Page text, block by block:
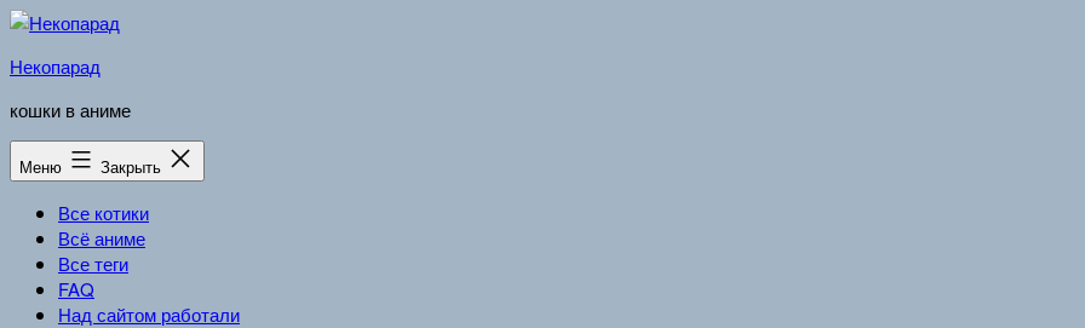
Перейти
содержимому
Некопарад
кошки в аниме
Меню Закрыть
Все котики
Всё аниме
Все теги
FAQ
Над сайтом работали